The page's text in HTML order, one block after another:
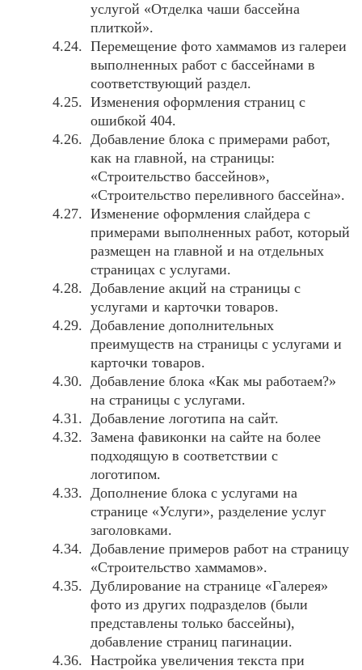
услугой «Отделка чаши бассейна
плиткой».
Перемещение фото хаммамов из галереи
выполненных работ с бассейнами в
соответствующий раздел.
Изменения оформления страниц с
ошибкой 404.
Добавление блока с примерами работ,
как на главной, на страницы:
«Строительство бассейнов»,
«Строительство переливного бассейна».
Изменение оформления слайдера с
примерами выполненных работ, который
размещен на главной и на отдельных
страницах с услугами.
Добавление акций на страницы с
услугами и карточки товаров.
Добавление дополнительных
преимуществ на страницы с услугами и
карточки товаров.
Добавление блока «Как мы работаем?»
на страницы с услугами.
Добавление логотипа на сайт.
Замена фавиконки на сайте на более
подходящую в соответствии с
логотипом.
Дополнение блока с услугами на
странице «Услуги», разделение услуг
заголовками.
Добавление примеров работ на страницу
«Строительство хаммамов».
Дублирование на странице «Галерея»
фото из других подразделов (были
представлены только бассейны),
добавление страниц пагинации.
Настройка увеличения текста при